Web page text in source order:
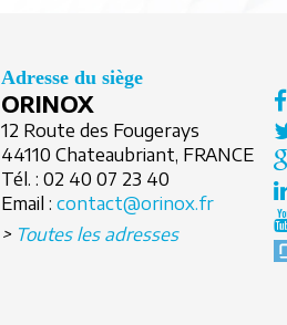
Adresse du siège
ORINOX
12 Route des Fougerays
44110 Chateaubriant, FRANCE
Tél. : 02 40 07 23 40
Email : contact@orinox.fr
> Toutes les adresses